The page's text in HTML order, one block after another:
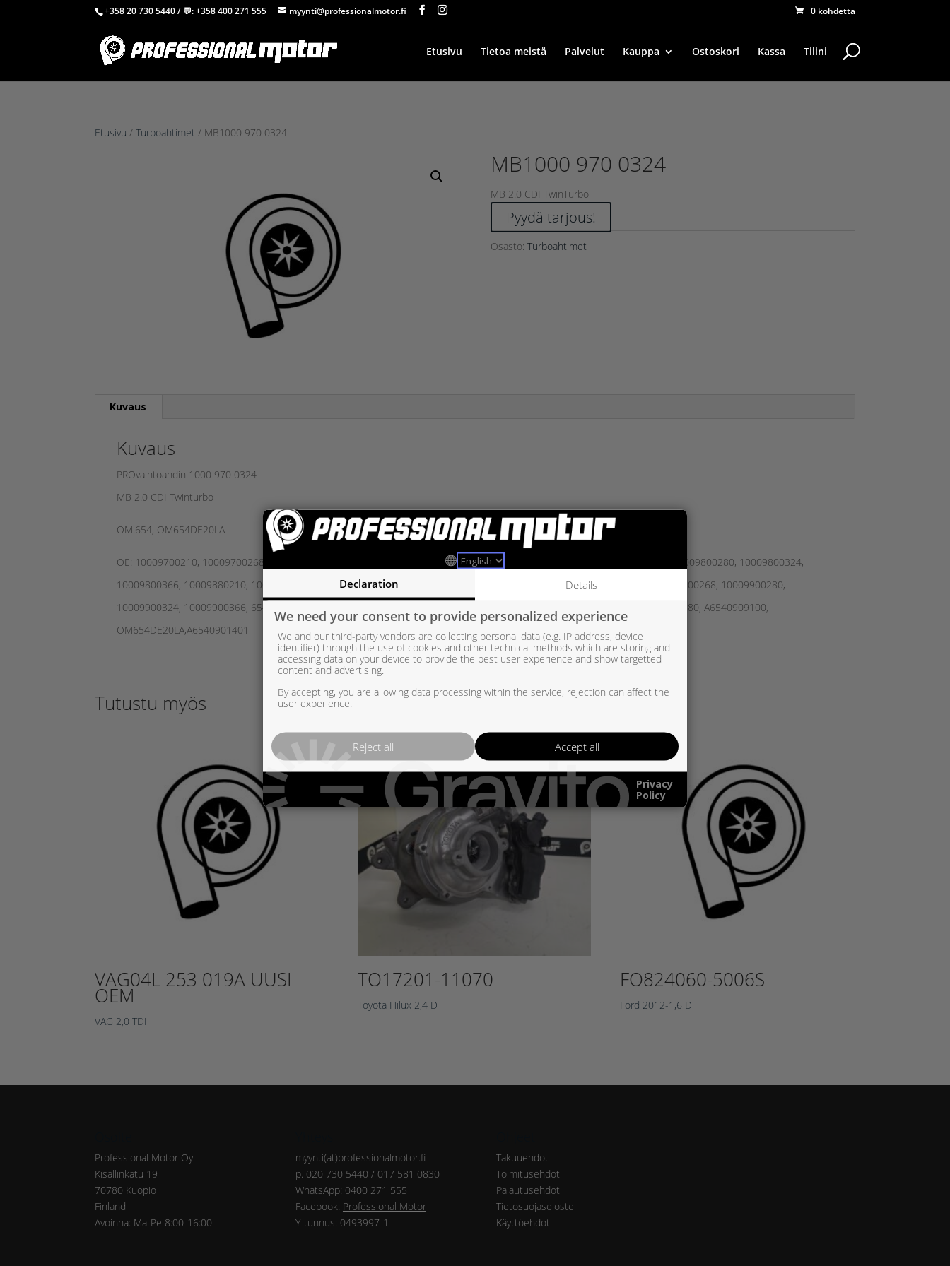
+358 20 730 5440/ 💬:+358 400 271 555 myynti@professionalmotor.fi 0 kohdetta
Etusivu Tietoa meistä Palvelut Kauppa Ostoskori Kassa Tilini
Etusivu /Turboahtimet / MB1000 970 0324
MB1000 970 0324
MB 2.0 CDI TwinTurbo
Pyydä tarjous!
Osasto: Turboahtimet
Kuvaus
Kuvaus
PROvaihtoahdin 1000 970 0324
MB 2.0 CDI Twinturbo
OM.654, OM654DE20LA
OE: 10009700210, 10009700268, 10009700280, 10009700284, 10009700324, 10009700366, 10009800210, 10009800268, 10009800280, 10009800324,
10009800366, 10009880210, 10009880268, 10009880280, 10009880284, 10009880324, 10009880366, 10009900210, 10009900268, 10009900280,
10009900324, 10009900366, 6540900180, 654090018080, 6540900280, 6540900480, 6540909100, A6540900180, A6540900280, A6540909100,
OM654DE20LA,A6540901401
Tutustu myös
VAG04L 253 019A UUSI
OEM
VAG 2,0 TDI
TO17201-11070
Toyota Hilux 2,4 D
FO824060-5006S
Ford 2012-1,6 D
Professional Motor Oy
Kisällinkatu 19
70780 Kuopio
Finland
Avoinna: Ma-Pe 8:00-16:00
myynti(at)professionalmotor.fi
p. 020 730 5440 / 017 581 0830
WhatsApp: 0400 271 555
Facebook: Professional Motor
Y-tunnus: 0493997-1
Takuuehdot
Toimitusehdot
Palautusehdot
Tietosuojaseloste
Käyttöehdot
Declaration Details
We need your consent to provide personalized experience
We and our third-party vendors are collecting personal data (e.g. IP address, device
identifier) through the use of cookies and other technical methods which are storing and
accessing data on your device to provide the best user experience and show targetted
content and advertising.
By accepting, you are allowing data processing within the service, rejection can affect the
user experience.
Accept all
Reject all
Privacy
Policy